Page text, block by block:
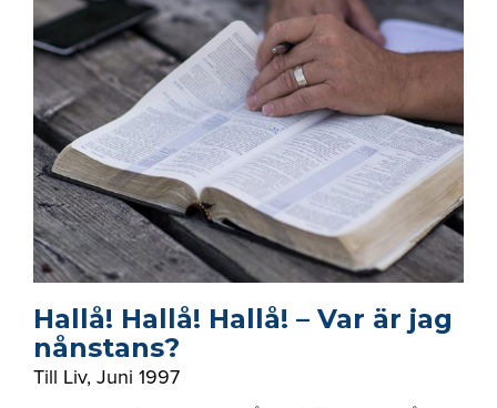
Hallå! Hallå! Hallå! – Var är jag
nånstans?
Till Liv, Juni 1997